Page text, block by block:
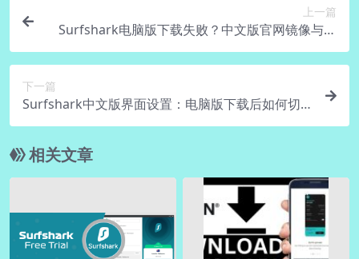
上一篇
Surfshark电脑版下载失败？中文版官网镜像与备
用链接
下一篇
Surfshark中文版界面设置：电脑版下载后如何切
换语言
相关文章